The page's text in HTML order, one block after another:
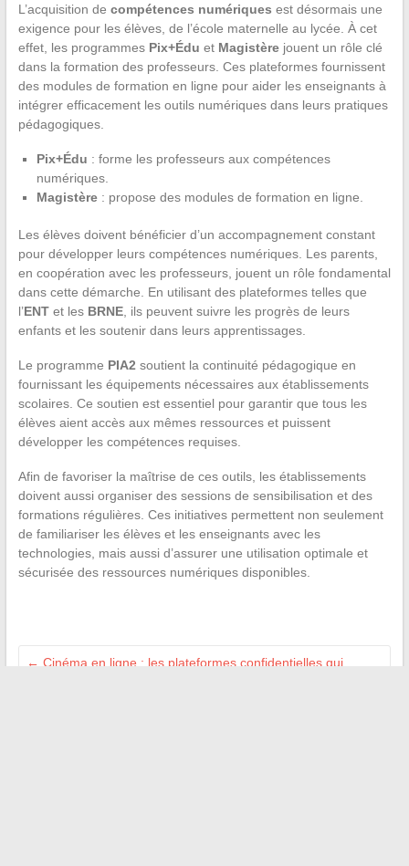
L’acquisition de compétences numériques est désormais une
exigence pour les élèves, de l’école maternelle au lycée. À cet
effet, les programmes Pix+Édu et Magistèrejouent un rôle clé
dans la formation des professeurs. Ces plateformes fournissent
des modules de formation en ligne pour aider les enseignants à
intégrer efficacement les outils numériques dans leurs pratiques
pédagogiques.
Pix+Édu : forme les professeurs aux compétences
numériques.
Magistère: propose des modules de formation en ligne.
Les élèves doivent bénéficier d’un accompagnement constant
pour développer leurs compétences numériques. Les parents,
en coopération avec les professeurs, jouent un rôle fondamental
dans cette démarche. En utilisant des plateformes telles que
l’ENTet les BRNE, ils peuvent suivre les progrès de leurs
enfants et les soutenir dans leurs apprentissages.
Le programme PIA2 soutient la continuité pédagogique en
fournissant les équipements nécessaires aux établissements
scolaires. Ce soutien est essentiel pour garantir que tous les
élèves aient accès aux mêmes ressources et puissent
développer les compétences requises.
Afin de favoriser la maîtrise de ces outils, les établissements
doivent aussi organiser des sessions de sensibilisation et des
formations régulières. Ces initiatives permettent non seulement
de familiariser les élèves et les enseignants avec les
technologies, mais aussi d’assurer une utilisation optimale et
sécurisée des ressources numériques disponibles.
← Cinéma en ligne : les plateformes confidentielles qui